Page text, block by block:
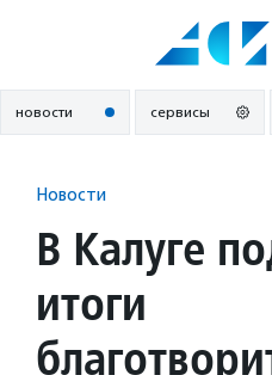
новости сервисы
Новости
В Калуге
итоги